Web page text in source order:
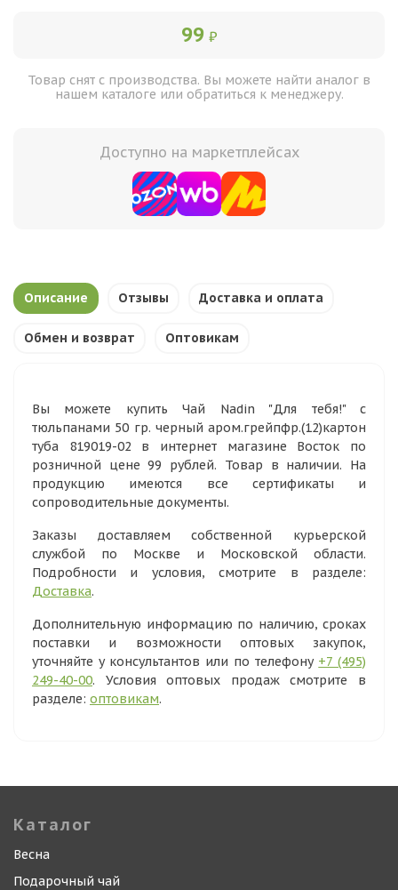
99 ₽
Товар снят с производства. Вы можете найти аналог в
нашем каталоге или обратиться к менеджеру.
Доступно на маркетплейсах
Описание Отзывы Доставка и оплата
Обмен и возврат Оптовикам
Вы можете купить Чай Nadin "Для тебя!" c
тюльпанами 50 гр. черный аром.грейпфр.(12)картон
туба 819019-02 в интернет магазине Восток по
розничной цене 99 рублей. Товар в наличии. На
продукцию имеются все сертификаты и
сопроводительные документы.
Заказы доставляем собственной курьерской
службой по Москве и Московской области.
Подробности и условия, смотрите в разделе:
Доставка.
Дополнительную информацию по наличию, сроках
поставки и возможности оптовых закупок,
уточняйте у консультантов или по телефону +7 (495)
249-40-00. Условия оптовых продаж смотрите в
разделе: оптовикам.
Каталог
Весна
Подарочный чай